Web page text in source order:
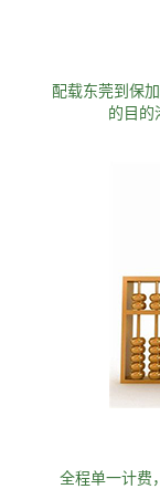
配载东莞到保
的目的
全程单一计费